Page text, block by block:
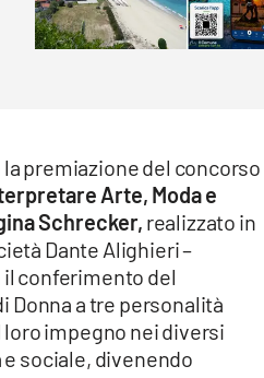
premiazione del concorso
Arte, Moda e
Schrecker, realizzato in
Dante Alighieri –
il conferimento del
Donna a tre personalità
impegno nei diversi
sociale, divenendo